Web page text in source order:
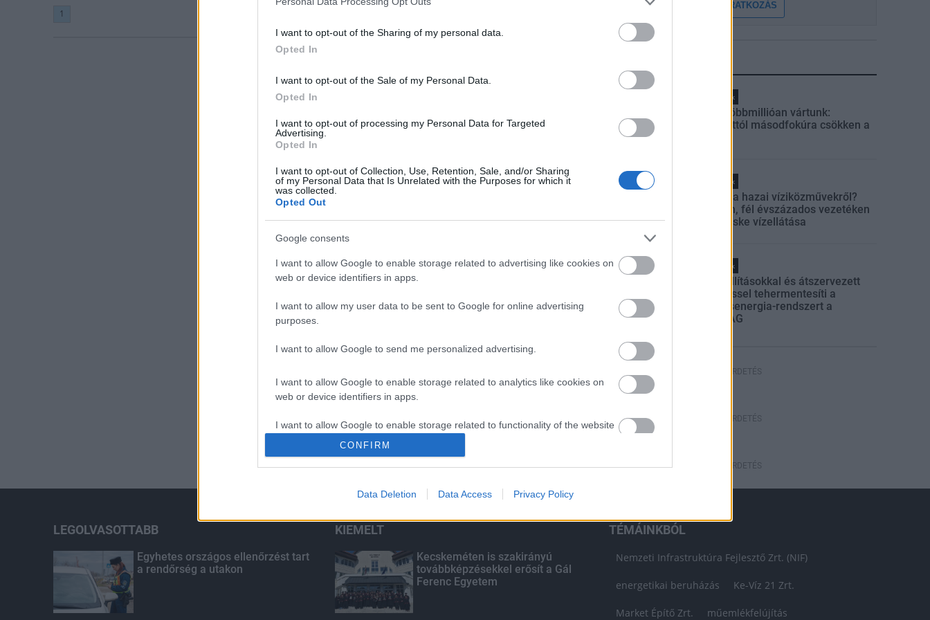
I want to opt-out of the Sharing of my personal data.
Opted In
I want to opt-out of the Sale of my Personal Data.
Opted In
I want to opt-out of processing my Personal Data for Targeted
Advertising.
Opted In
I want to opt-out of Collection, Use, Retention, Sale, and/or Sharing
of my Personal Data that Is Unrelated with the Purposes for which it
was collected.
Opted Out
Google consents
I want to allow Google to enable storage related to advertising like cookies on
web or device identifiers in apps.
I want to allow my user data to be sent to Google for online advertising
purposes.
I want to allow Google to send me personalized advertising.
I want to allow Google to enable storage related to analytics like cookies on
web or device identifiers in apps.
I want to allow Google to enable storage related to functionality of the website
I want to allow Google to enable storage related to personalization.
I want to allow Google to enable storage related to security, including
CONFIRM
Data Deletion Data Access Privacy Policy
1
FELIRATKOZÁS
Helyi hírek
Amire többmillióan vártunk:
szombattól másodfokúra csökken a
Helyi hírek
Látlelet a hazai víziközművekről?
Egyetlen, fél évszázados vezetéken
múlt Bicske vízellátása
Helyi hírek
Gyárleállításokkal és átszervezett
termeléssel tehermentesíti a
villamosenergia-rendszert a
STRABAG
HIRDETÉS
HIRDETÉS
HIRDETÉS
LEGOLVASOTTABB
Egyhetes országos ellenőrzést tart
a rendőrség a utakon
KIEMELT
Kecskeméten is szakirányú
továbbképzésekkel erősít a Gál
Ferenc Egyetem
TÉMÁINKBÓL
Nemzeti Infrastruktúra Fejlesztő Zrt. (NIF)
energetikai beruházás Ke-Víz 21 Zrt.
Market Építő Zrt. műemlékfelújítás